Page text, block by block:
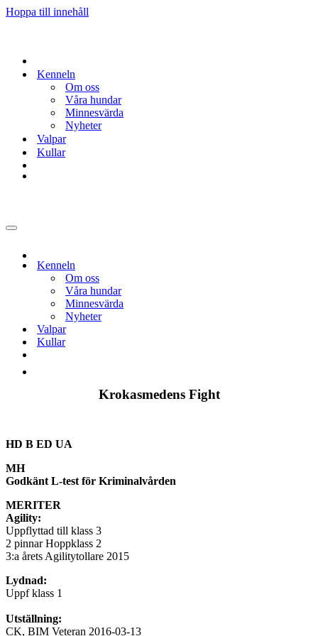
Hoppa till innehåll
Kenneln
Om oss
Våra hundar
Minnesvärda
Nyheter
Valpar
Kullar
Navigeringsmeny
Kenneln
Om oss
Våra hundar
Minnesvärda
Nyheter
Valpar
Kullar
Krokasmedens Fight
HD B ED UA
MH
Godkänt L-test för Kriminalvården
MERITER
Agility:
Uppflyttad till klass 3
2 pinnar Hoppklass 2
3:a årets Agilitytollare 2015
Lydnad:
Uppf klass 1
Utställning:
CK, BIM Veteran 2016-03-13